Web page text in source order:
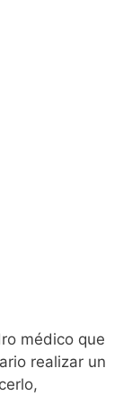
médico que
realizar un